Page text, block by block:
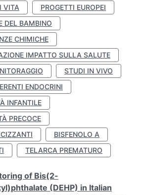
VITA
PROGETTI EUROPEI
DEL BAMBINO
CHIMICHE
IMPATTO SULLA SALUTE
STUDI IN VIVO
ENDOCRINI
INFANTILE
PRECOCE
BISFENOLO A
TELARCA PREMATURO
of Bis(2-
(DEHP) in Italian